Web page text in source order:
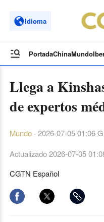
Idioma
PortadaChinaMundo
Llega a
de expertos
Mundo· 2026-07-05 01:06
Actualizado2026-07-05
CGTN Español